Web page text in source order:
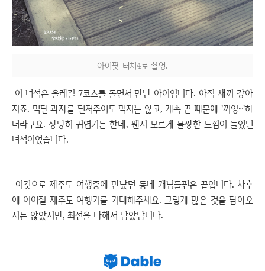
아이팟 터치4로 촬영.
이 녀석은 올레길 7코스를 돌면서 만난 아이입니다. 아직 새끼 강아
지죠. 먹던 과자를 던져주어도 먹지는 않고, 계속 끈 때문에 '끼잉~'하
더라구요. 상당히 귀엽기는 한데, 웬지 모르게 불쌍한 느낌이 들었던
녀석이었습니다.
이것으로 제주도 여행중에 만났던 동네 개님들편은 끝입니다. 차후
에 이어질 제주도 여행기를 기대해주세요. 그렇게 많은 것을 담아오
지는 않았지만, 최선을 다해서 담았답니다.